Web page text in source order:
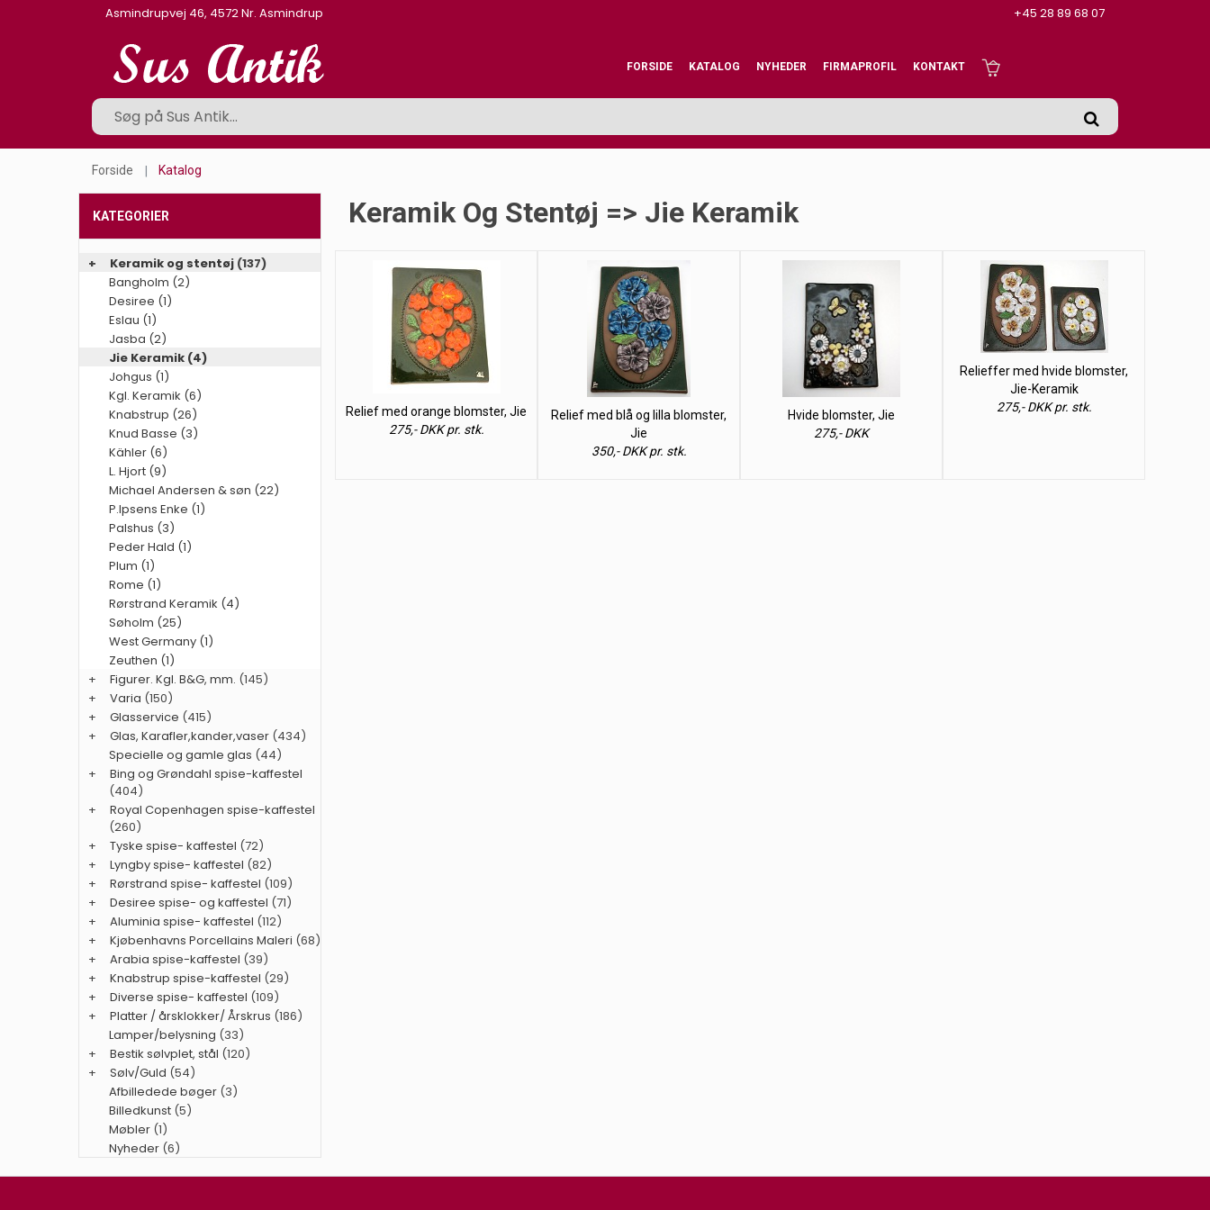
Asmindrupvej 46, 4572 Nr. Asmindrup +45 28 89 68 07
FORSIDE KATALOG NYHEDER FIRMAPROFIL KONTAKT
Forside Katalog
Keramik Og Stentøj => Jie Keramik
Relief med orange blomster, Jie
275,- DKK pr. stk.
Relief med blå og lilla blomster,
Jie
350,- DKK pr. stk.
Hvide blomster, Jie
275,- DKK
Relieffer med hvide blomster,
Jie-Keramik
275,- DKK pr. stk.
KATEGORIER
+ Keramik og stentøj (137)
Bangholm (2)
Desiree (1)
Eslau (1)
Jasba (2)
Jie Keramik (4)
Johgus (1)
Kgl. Keramik (6)
Knabstrup (26)
Knud Basse (3)
Kähler (6)
L. Hjort (9)
Michael Andersen & søn (22)
P.Ipsens Enke (1)
Palshus (3)
Peder Hald (1)
Plum (1)
Rome (1)
Rørstrand Keramik (4)
Søholm (25)
West Germany (1)
Zeuthen (1)
+
Figurer. Kgl. B&G, mm. (145)
+
Varia (150)
+
Glasservice (415)
+
Glas, Karafler,kander,vaser (434)
Specielle og gamle glas (44)
+
Bing og Grøndahl spise-kaffestel
(404)
+
Royal Copenhagen spise-kaffestel
(260)
+
Tyske spise- kaffestel (72)
+
Lyngby spise- kaffestel (82)
+
Rørstrand spise- kaffestel (109)
+
Desiree spise- og kaffestel (71)
+
Aluminia spise- kaffestel (112)
+
Kjøbenhavns Porcellains Maleri (68)
+
Arabia spise-kaffestel (39)
+
Knabstrup spise-kaffestel (29)
+
Diverse spise- kaffestel (109)
+
Platter / årsklokker/ Årskrus (186)
Lamper/belysning (33)
+
Bestik sølvplet, stål (120)
+
Sølv/Guld (54)
Afbilledede bøger (3)
Billedkunst (5)
Møbler (1)
Nyheder (6)